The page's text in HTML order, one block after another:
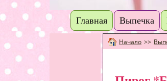
Главная Выпечка
Начало >>